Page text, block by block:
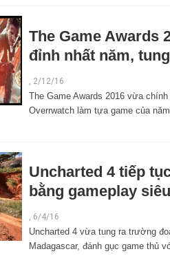
The Game Awards
đỉnh nhất năm,
2/12/16
The Game Awards 2016 vừa
Overrwatch làm tựa game của
Uncharted 4 tiếp
bằng gameplay
, 6/4/16
Uncharted 4 vừa tung ra trường
Madagascar, đánh gục game thủ